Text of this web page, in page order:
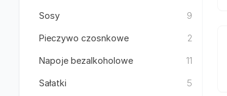
Sosy 9
Pieczywo czosnkowe 2
Napoje bezalkoholowe 11
Sałatki 5